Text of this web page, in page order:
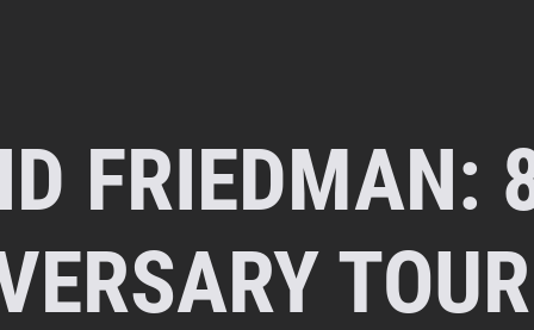
FRIEDMAN: